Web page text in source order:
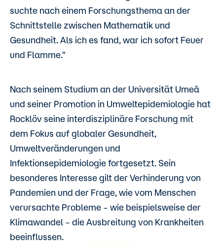
suchte nach einem Forschungsthema an der
Schnittstelle zwischen Mathematik und
Gesundheit. Als ich es fand, war ich sofort Feuer
und Flamme."
Nach seinem Studium an der Universität Umeå
und seiner Promotion in Umweltepidemiologie hat
Rocklöv seine interdisziplinäre Forschung mit
dem Fokus auf globaler Gesundheit,
Umweltveränderungen und
Infektionsepidemiologie fortgesetzt. Sein
besonderes Interesse gilt der Verhinderung von
Pandemien und der Frage, wie vom Menschen
verursachte Probleme – wie beispielsweise der
Klimawandel – die Ausbreitung von Krankheiten
beeinflussen.